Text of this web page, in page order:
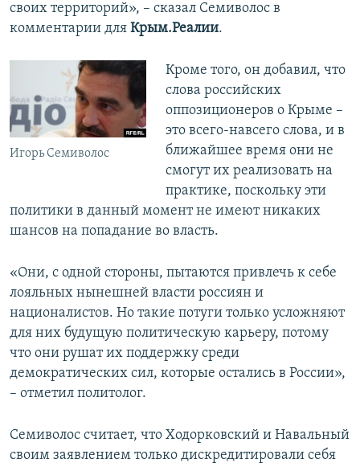
своих территорий», – сказал Семиволос в
комментарии для Крым.Реалии.
Игорь Семиволос
Кроме того, он добавил, что
слова российских
оппозиционеров о Крыме –
это всего-навсего слова, и в
ближайшее время они не
смогут их реализовать на
практике, поскольку эти
политики в данный момент не имеют никаких
шансов на попадание во власть.
«Они, с одной стороны, пытаются привлечь к себе
лояльных нынешней власти россиян и
националистов. Но такие потуги только усложняют
для них будущую политическую карьеру, потому
что они рушат их поддержку среди
демократических сил, которые остались в России»,
– отметил политолог.
Семиволос считает, что Ходорковский и Навальный
своим заявлением только дискредитировали себя